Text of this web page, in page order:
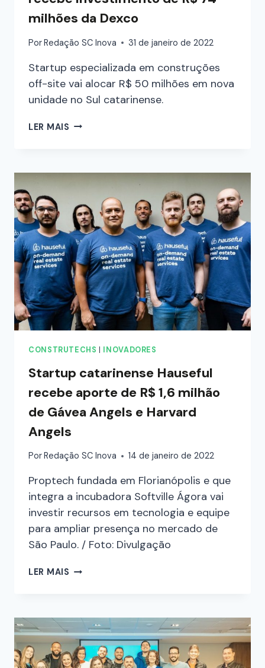
milhões da Dexco
PorRedação SC Inova 31 de janeiro de 2022
Startup especializada em construções
off-site vai alocar R$ 50 milhões em nova
unidade no Sul catarinense.
LER MAIS
CONSTRUTECHS INOVADORES
Startup catarinense Hauseful
recebe aporte de R$ 1,6 milhão
de Gávea Angels e Harvard
Angels
PorRedação SC Inova 14 de janeiro de 2022
Proptech fundada em Florianópolis e que
integra a incubadora Softville Ágora vai
investir recursos em tecnologia e equipe
para ampliar presença no mercado de
São Paulo. / Foto: Divulgação
LER MAIS